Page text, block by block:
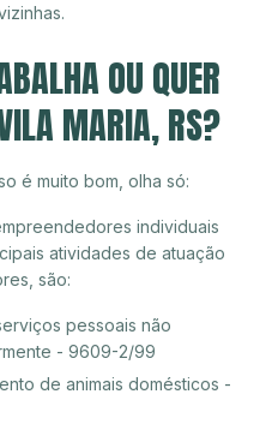
OU QUER
MARIA, RS?
é muito bom, olha só:
individuais
atividades de atuação
são:
pessoais não
- 9609-2/99
de animais domésticos -